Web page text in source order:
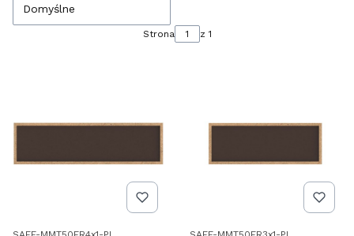
Domyślne
Strona z 1
Kod produktu Kod produktu